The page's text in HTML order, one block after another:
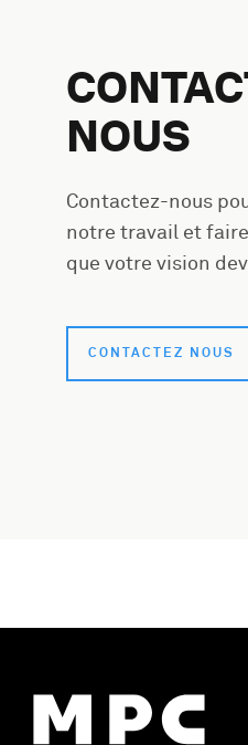
NOUS
Contactez-nous
notre travail et
que votre vision
CONTACTEZ NOUS